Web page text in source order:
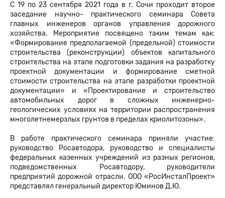
С 19 по 23 сентября 2021 года в г. Сочи проходит второе
заседание научно- практического семинара Совета
главных инженеров органов управления дорожного
хозяйства. Мероприятие посвящено таким темам как:
«Формирование предполагаемой (предельной) стоимости
строительства (реконструкции) объектов капитального
строительства на этапе подготовки задания на разработку
проектной документации и формирование сметной
стоимости строительства на этапе разработки проектной
документации» и «Проектирование и строительство
автомобильных дорог в сложных инженерно-
геологических условиях на территории распространения
многолетнемерзлых грунтов в пределах криолитозоны».
В работе практического семинара приняли участие:
руководство Росавтодора, руководство и специалисты
федеральных казенных учреждений из разных регионов,
подведомственных Росавтодору, руководители
предприятий дорожной отрасли. ООО «РосИнсталПроект»
представлял генеральный директор Юминов Д.Ю.